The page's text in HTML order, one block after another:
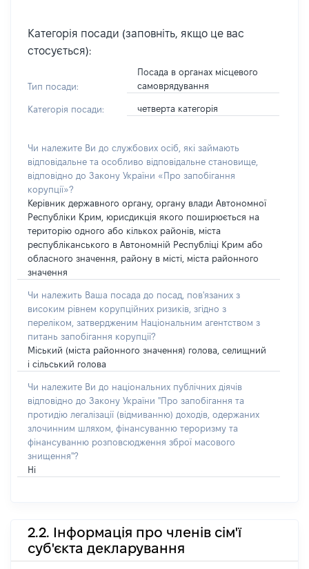
Категорія посади (заповніть, якщо це вас
стосується):
Тип посади:
Посада в органах місцевого
самоврядування
Категорія посади: четверта категорія
Чи належите Ви до службових осіб, які займають
відповідальне та особливо відповідальне становище,
відповідно до Закону України «Про запобігання
корупції»?
Керівник державного органу, органу влади Автономної
Республіки Крим, юрисдикція якого поширюється на
територію одного або кількох районів, міста
республіканського в Автономній Республіці Крим або
обласного значення, району в місті, міста районного
значення
Чи належить Ваша посада до посад, пов'язаних з
високим рівнем корупційних ризиків, згідно з
переліком, затвердженим Національним агентством з
питань запобігання корупції?
Міський (міста районного значення) голова, селищний
і сільський голова
Чи належите Ви до національних публічних діячів
відповідно до Закону України "Про запобігання та
протидію легалізації (відмиванню) доходів, одержаних
злочинним шляхом, фінансуванню тероризму та
фінансуванню розповсюдження зброї масового
знищення"?
Ні
2.2. Інформація про членів сім'ї
суб'єкта декларування